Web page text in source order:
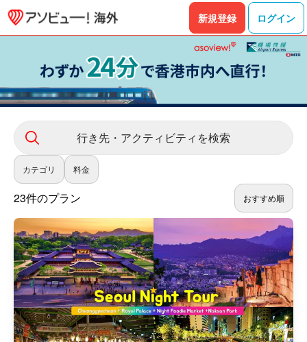
新規登録 ログイン
行き先・アクティビティを検索
カテゴリ 料金
23件のプラン おすすめ順